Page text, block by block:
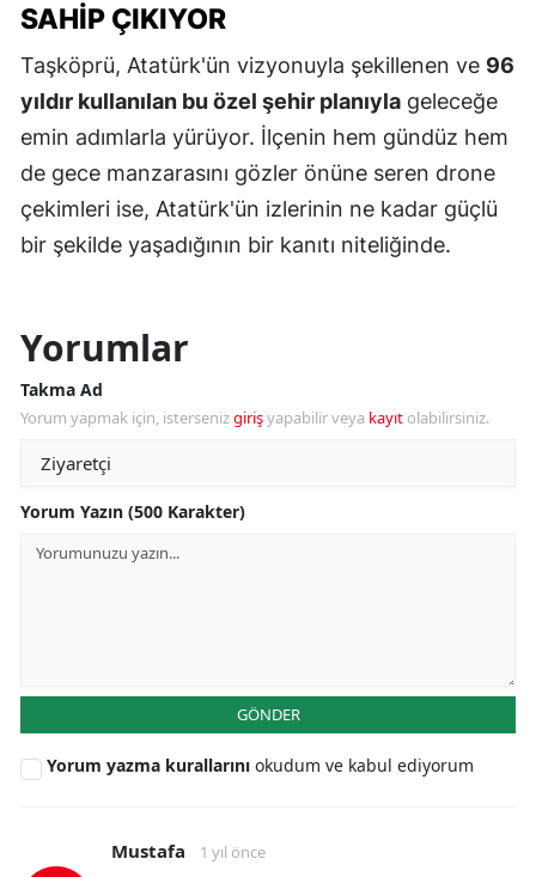
SAHIP ÇIKIYOR
Taşköprü, Atatürk'ün vizyonuyla şekillenen ve 96
yıldır kullanılan bu özel şehir planıyla geleceğe
emin adımlarla yürüyor. İlçenin hem gündüz hem
de gece manzarasını gözler önüne seren drone
çekimleri ise, Atatürk'ün izlerinin ne kadar güçlü
bir şekilde yaşadığının bir kanıtı niteliğinde.
Yorumlar
Takma Ad
Yorum yapmak için, istersenizgirişyapabilir veya kayıt olabilirsiniz.
Yorum Yazın (500 Karakter)
GÖNDER
Yorum yazma kurallarını okudum ve kabul ediyorum
Mustafa 1 yıl önce